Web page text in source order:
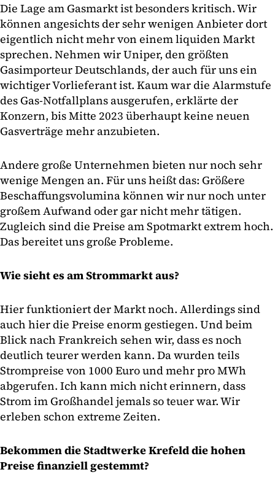
Die Lage am Gasmarkt ist besonders kritisch. Wir
können angesichts der sehr wenigen Anbieter dort
eigentlich nicht mehr von einem liquiden Markt
sprechen. Nehmen wir Uniper, den größten
Gasimporteur Deutschlands, der auch für uns ein
wichtiger Vorlieferant ist. Kaum war die Alarmstufe
des Gas-Notfallplans ausgerufen, erklärte der
Konzern, bis Mitte 2023 überhaupt keine neuen
Gasverträge mehr anzubieten.
Andere große Unternehmen bieten nur noch sehr
wenige Mengen an. Für uns heißt das: Größere
Beschaffungsvolumina können wir nur noch unter
großem Aufwand oder gar nicht mehr tätigen.
Zugleich sind die Preise am Spotmarkt extrem hoch.
Das bereitet uns große Probleme.
Wie sieht es am Strommarkt aus?
Hier funktioniert der Markt noch. Allerdings sind
auch hier die Preise enorm gestiegen. Und beim
Blick nach Frankreich sehen wir, dass es noch
deutlich teurer werden kann. Da wurden teils
Strompreise von 1000 Euro und mehr pro MWh
abgerufen. Ich kann mich nicht erinnern, dass
Strom im Großhandel jemals so teuer war. Wir
erleben schon extreme Zeiten.
Bekommen die Stadtwerke Krefeld die hohen
Preise finanziell gestemmt?